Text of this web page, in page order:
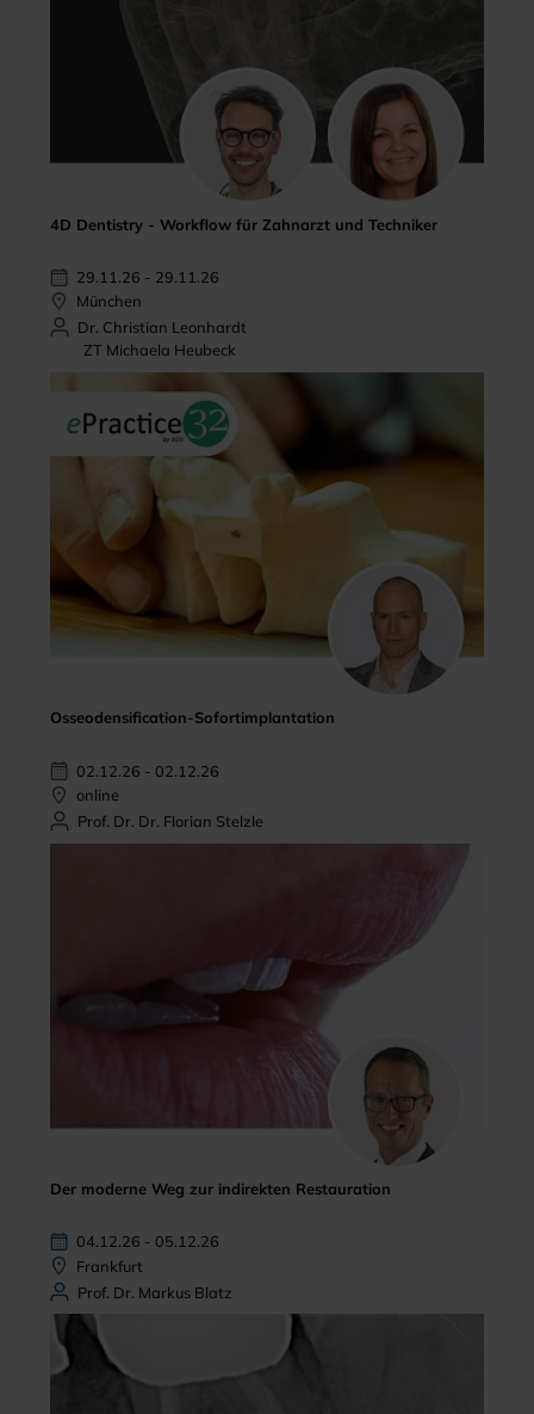
4D Dentistry - Workflow für Zahnarzt und Techniker
29.11.26 - 29.11.26
München
Dr. Christian Leonhardt
ZT Michaela Heubeck
Osseodensification-Sofortimplantation
02.12.26 - 02.12.26
online
Prof. Dr. Dr. Florian Stelzle
Der moderne Weg zur indirekten Restauration
04.12.26 - 05.12.26
Frankfurt
Prof. Dr. Markus Blatz